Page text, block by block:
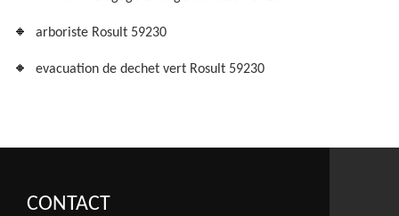
arboriste Rosult 59230
evacuation de dechet vert Rosult 59230
CONTACT